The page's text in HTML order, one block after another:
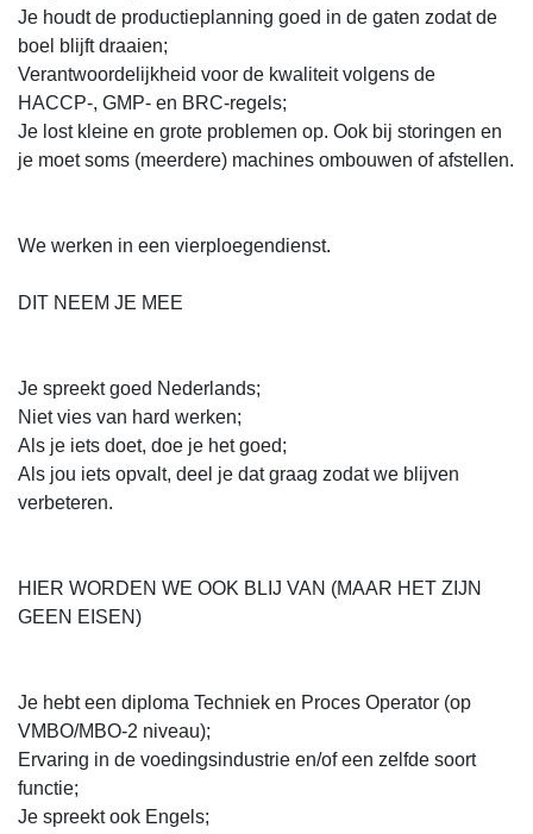
Je houdt de productieplanning goed in de gaten zodat de
boel blijft draaien;
Verantwoordelijkheid voor de kwaliteit volgens de
HACCP-, GMP- en BRC-regels;
Je lost kleine en grote problemen op. Ook bij storingen en
je moet soms (meerdere) machines ombouwen of afstellen.
We werken in een vierploegendienst.
DIT NEEM JE MEE
Je spreekt goed Nederlands;
Niet vies van hard werken;
Als je iets doet, doe je het goed;
Als jou iets opvalt, deel je dat graag zodat we blijven
verbeteren.
HIER WORDEN WE OOK BLIJ VAN (MAAR HET ZIJN
GEEN EISEN)
Je hebt een diploma Techniek en Proces Operator (op
VMBO/MBO-2 niveau);
Ervaring in de voedingsindustrie en/of een zelfde soort
functie;
Je spreekt ook Engels;